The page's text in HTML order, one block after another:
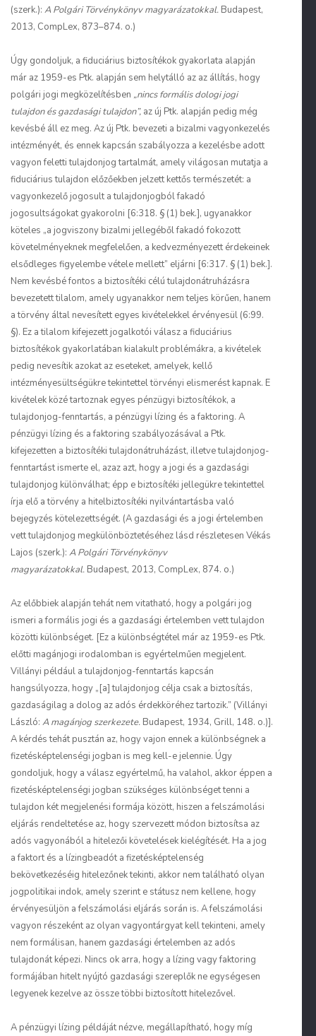
(szerk.): A Polgári Törvénykönyv magyarázatokkal. Budapest,
2013, CompLex, 873–874. o.)
Úgy gondoljuk, a fiduciárius biztosítékok gyakorlata alapján
már az 1959-es Ptk. alapján sem helytálló az az állítás, hogy
polgári jogi megközelítésben „nincs formális dologi jogi
tulajdon és gazdasági tulajdon”, az új Ptk. alapján pedig még
kevésbé áll ez meg. Az új Ptk. bevezeti a bizalmi vagyonkezelés
intézményét, és ennek kapcsán szabályozza a kezelésbe adott
vagyon feletti tulajdonjog tartalmát, amely világosan mutatja a
fiduciárius tulajdon előzőekben jelzett kettős természetét: a
vagyonkezelő jogosult a tulajdonjogból fakadó
jogosultságokat gyakorolni [6:318. § (1) bek.], ugyanakkor
köteles „a jogviszony bizalmi jellegéből fakadó fokozott
követelményeknek megfelelően, a kedvezményezett érdekeinek
elsődleges figyelembe vétele mellett” eljárni [6:317. § (1) bek.].
Nem kevésbé fontos a biztosítéki célú tulajdonátruházásra
bevezetett tilalom, amely ugyanakkor nem teljes körűen, hanem
a törvény által nevesített egyes kivételekkel érvényesül (6:99.
§). Ez a tilalom kifejezett jogalkotói válasz a fiduciárius
biztosítékok gyakorlatában kialakult problémákra, a kivételek
pedig nevesítik azokat az eseteket, amelyek, kellő
intézményesültségükre tekintettel törvényi elismerést kapnak. E
kivételek közé tartoznak egyes pénzügyi biztosítékok, a
tulajdonjog-fenntartás, a pénzügyi lízing és a faktoring. A
pénzügyi lízing és a faktoring szabályozásával a Ptk.
kifejezetten a biztosítéki tulajdonátruházást, illetve tulajdonjog-
fenntartást ismerte el, azaz azt, hogy a jogi és a gazdasági
tulajdonjog különválhat; épp e biztosítéki jellegükre tekintettel
írja elő a törvény a hitelbiztosítéki nyilvántartásba való
bejegyzés kötelezettségét. (A gazdasági és a jogi értelemben
vett tulajdonjog megkülönböztetéséhez lásd részletesen Vékás
Lajos (szerk.): A Polgári Törvénykönyv
magyarázatokkal. Budapest, 2013, CompLex, 874. o.)
Az előbbiek alapján tehát nem vitatható, hogy a polgári jog
ismeri a formális jogi és a gazdasági értelemben vett tulajdon
közötti különbséget. [Ez a különbségtétel már az 1959-es Ptk.
előtti magánjogi irodalomban is egyértelműen megjelent.
Villányi például a tulajdonjog-fenntartás kapcsán
hangsúlyozza, hogy „[a] tulajdonjog célja csak a biztosítás,
gazdaságilag a dolog az adós érdekköréhez tartozik.” (Villányi
László: A magánjog szerkezete. Budapest, 1934, Grill, 148. o.)].
A kérdés tehát pusztán az, hogy vajon ennek a különbségnek a
fizetésképtelenségi jogban is meg kell-e jelennie. Úgy
gondoljuk, hogy a válasz egyértelmű, ha valahol, akkor éppen a
fizetésképtelenségi jogban szükséges különbséget tenni a
tulajdon két megjelenési formája között, hiszen a felszámolási
eljárás rendeltetése az, hogy szervezett módon biztosítsa az
adós vagyonából a hitelezői követelések kielégítését. Ha a jog
a faktort és a lízingbeadót a fizetésképtelenség
bekövetkezéséig hitelezőnek tekinti, akkor nem található olyan
jogpolitikai indok, amely szerint e státusz nem kellene, hogy
érvényesüljön a felszámolási eljárás során is. A felszámolási
vagyon részeként az olyan vagyontárgyat kell tekinteni, amely
nem formálisan, hanem gazdasági értelemben az adós
tulajdonát képezi. Nincs ok arra, hogy a lízing vagy faktoring
formájában hitelt nyújtó gazdasági szereplők ne egységesen
legyenek kezelve az össze többi biztosított hitelezővel.
A pénzügyi lízing példáját nézve, megállapítható, hogy míg